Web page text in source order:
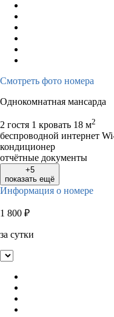
Смотреть фото номера
Однокомнатная мансарда
2 гостя 1 кровать 18 м2
беспроводной интернет
кондиционер
отчётные документы
+5
показать ещё
Информация о номере
1 800 ₽
за сутки